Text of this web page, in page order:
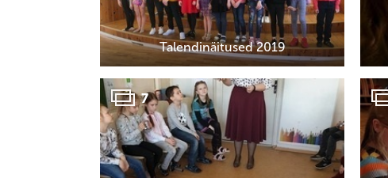
Talendinäitused 2019
7